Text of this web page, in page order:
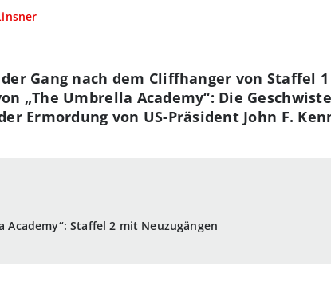
Academy“: Staffel 2 mit Neuzugängen
Gang nach dem Cliffhanger von Staffel
„The Umbrella Academy“: Die
Ermordung von US-Präsident John F.